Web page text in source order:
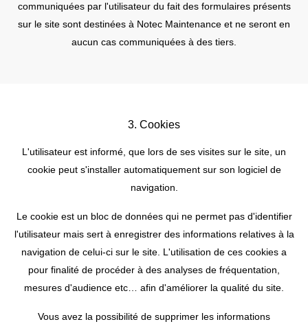
communiquées par l'utilisateur du fait des formulaires présents
sur le site sont destinées à Notec Maintenance et ne seront en
aucun cas communiquées à des tiers.
3. Cookies
L'utilisateur est informé, que lors de ses visites sur le site, un
cookie peut s'installer automatiquement sur son logiciel de
navigation.
Le cookie est un bloc de données qui ne permet pas d'identifier
l'utilisateur mais sert à enregistrer des informations relatives à la
navigation de celui-ci sur le site. L'utilisation de ces cookies a
pour finalité de procéder à des analyses de fréquentation,
mesures d'audience etc… afin d'améliorer la qualité du site.
Vous avez la possibilité de supprimer les informations